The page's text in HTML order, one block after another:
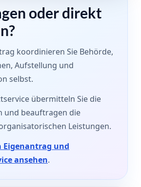
oder direkt
koordinieren Sie Behörde,
Aufstellung und
selbst.
übermitteln Sie die
und beauftragen die
Leistungen.
Eigenantrag und
ansehen.